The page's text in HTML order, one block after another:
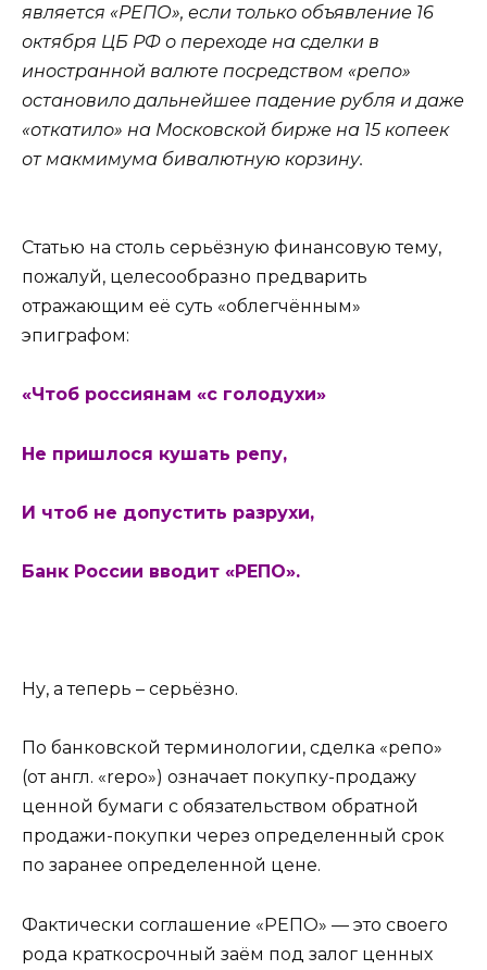
является «РЕПО», если только объявление 16
октября ЦБ РФ о переходе на сделки в
иностранной валюте посредством «репо»
остановило дальнейшее падение рубля и даже
«откатило» на Московской бирже на 15 копеек
от макмимума бивалютную корзину.
Статью на столь серьёзную финансовую тему,
пожалуй, целесообразно предварить
отражающим её суть «облегчённым»
эпиграфом:
«Чтоб россиянам «с голодухи»
Не пришлося кушать репу,
И чтоб не допустить разрухи,
Банк России вводит «РЕПО».
Ну, а теперь – серьёзно.
По банковской терминологии, сделка «репо»
(от англ. «repo») означает покупку-продажу
ценной бумаги с обязательством обратной
продажи-покупки через определенный срок
по заранее определенной цене.
Фактически соглашение «РЕПО» — это своего
рода краткосрочный заём под залог ценных